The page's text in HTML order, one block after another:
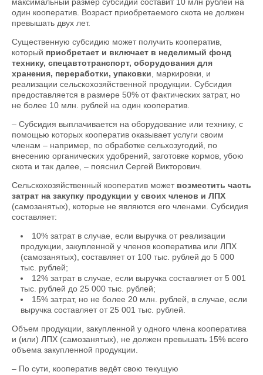
один кооператив. Возраст приобретаемого скота не должен
превышать двух лет.
Существенную субсидию может получить кооператив,
который приобретает и включает в неделимый фонд
технику, спецавтотранспорт, оборудования для
хранения, переработки, упаковки , маркировки, и
реализации сельскохозяйственной продукции. Субсидия
предоставляется в размере 50% от фактических затрат, но
не более 10 млн. рублей на один кооператив.
– Субсидия выплачивается на оборудование или технику, с
помощью которых кооператив оказывает услуги своим
членам – например, по обработке сельхозугодий, по
внесению органических удобрений, заготовке кормов, убою
скота и так далее, – пояснил Сергей Викторович.
Сельскохозяйственный кооператив может возместить часть
затрат на закупку продукции у своих членов и ЛПХ
(самозанятых), которые не являются его членами. Субсидия
составляет:
10% затрат в случае, если выручка от реализации
продукции, закупленной у членов кооператива или ЛПХ
(самозанятых), составляет от 100 тыс. рублей до 5 000
тыс. рублей;
12% затрат в случае, если выручка составляет от 5 001
тыс. рублей до 25 000 тыс. рублей;
15% затрат, но не более 20 млн. рублей, в случае, если
выручка составляет от 25 001 тыс. рублей.
Объем продукции, закупленной у одного члена кооператива
и (или) ЛПХ (самозанятых), не должен превышать 15% всего
объема закупленной продукции.
– По сути, кооператив ведёт свою текущую